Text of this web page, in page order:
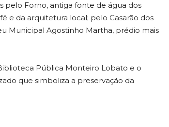
pelo Forno, antiga fonte de água dos
e da arquitetura local; pelo Casarão dos
Municipal Agostinho Martha, prédio mais
Pública Monteiro Lobato e o
que simboliza a preservação da